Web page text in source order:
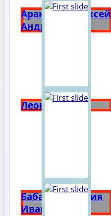
Аракчеев Алексей
Андреевич
Леон Бакст
Бабанова Мария
Ивановна